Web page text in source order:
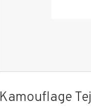
Kamouflage